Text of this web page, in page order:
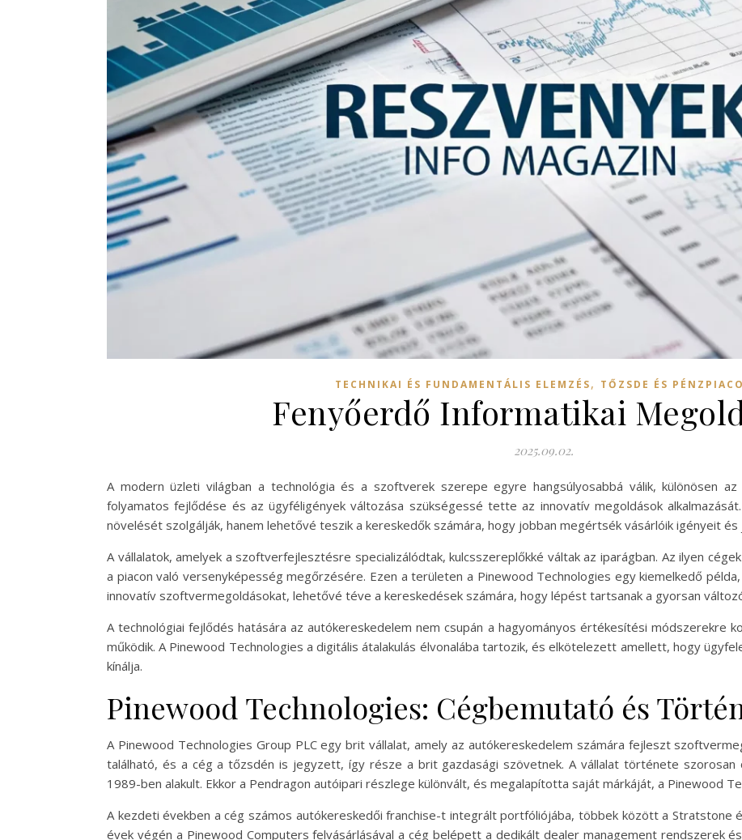
TECHNIKAI ÉS FUNDAMENTÁLIS ELEMZÉS, TŐZSDE ÉS
Fenyőerdő Informatikai
2025.09.02.
A modern üzleti világban a technológia és a szoftverek szerepe egyre hangsúlyosabbá válik, különösen
folyamatos fejlődése és az ügyféligények változása szükségessé tette az innovatív megoldások
növelését szolgálják, hanem lehetővé teszik a kereskedők számára, hogy jobban megértsék vásárlóik igényeit
A vállalatok, amelyek a szoftverfejlesztésre specializálódtak, kulcsszereplőkké váltak az iparágban. Az ilyen
a piacon való versenyképesség megőrzésére. Ezen a területen a Pinewood Technologies egy kiemelkedő
innovatív szoftvermegoldásokat, lehetővé téve a kereskedések számára, hogy lépést tartsanak a gyorsan
A technológiai fejlődés hatására az autókereskedelem nem csupán a hagyományos értékesítési módszerekre
működik. A Pinewood Technologies a digitális átalakulás élvonalába tartozik, és elkötelezett amellett, hogy
kínálja.
Pinewood Technologies: Cégbemutató és
A Pinewood Technologies Group PLC egy brit vállalat, amely az autókereskedelem számára fejleszt
található, és a cég a tőzsdén is jegyzett, így része a brit gazdasági szövetnek. A vállalat története szorosan
1989-ben alakult. Ekkor a Pendragon autóipari részlege különvált, és megalapította saját márkáját, a Pinewood
A kezdeti években a cég számos autókereskedői franchise-t integrált portfóliójába, többek között a Stratstone
évek végén a Pinewood Computers felvásárlásával a cég belépett a dedikált dealer management rendszerek